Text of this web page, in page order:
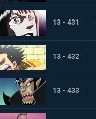
13 - 431
13 - 432
13 - 433